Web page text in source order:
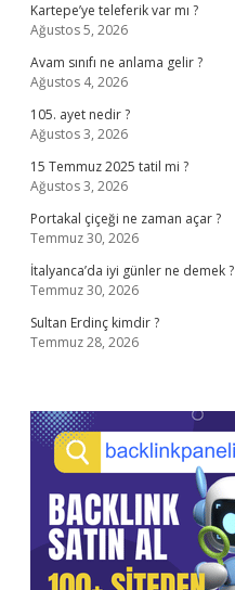
Kartepe’ye teleferik var mı ?
Ağustos 5, 2026
Avam sınıfı ne anlama gelir ?
Ağustos 4, 2026
105. ayet nedir ?
Ağustos 3, 2026
15 Temmuz 2025 tatil mi ?
Ağustos 3, 2026
Portakal çiçeği ne zaman açar ?
Temmuz 30, 2026
İtalyanca’da iyi günler ne demek ?
Temmuz 30, 2026
Sultan Erdinç kimdir ?
Temmuz 28, 2026